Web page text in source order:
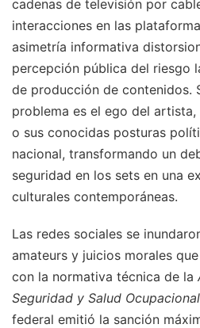
cadenas de televisión por
interacciones en las
asimetría informativa
percepción pública del riesgo
de producción de contenidos.
problema es el ego del
o sus conocidas posturas
nacional, transformando un
seguridad en los sets en una
culturales contemporáneas.
Las redes sociales se
amateurs y juicios morales
con la normativa técnica de la
Seguridad y Salud Ocupacional
federal emitió la sanción